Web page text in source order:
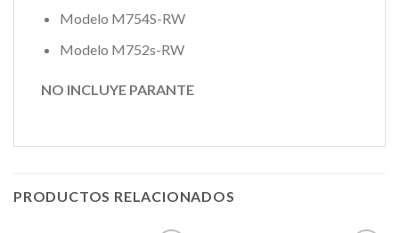
Modelo M754S-RW
Modelo M752s-RW
NO INCLUYE PARANTE
PRODUCTOS RELACIONADOS